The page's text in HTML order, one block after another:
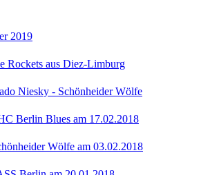
2019
Rockets aus Diez-Limburg
Niesky - Schönheider Wölfe
Berlin Blues am 17.02.2018
Wölfe am 03.02.2018